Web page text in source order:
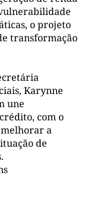
o projeto
transformação
Karynne
une
com o
a
de